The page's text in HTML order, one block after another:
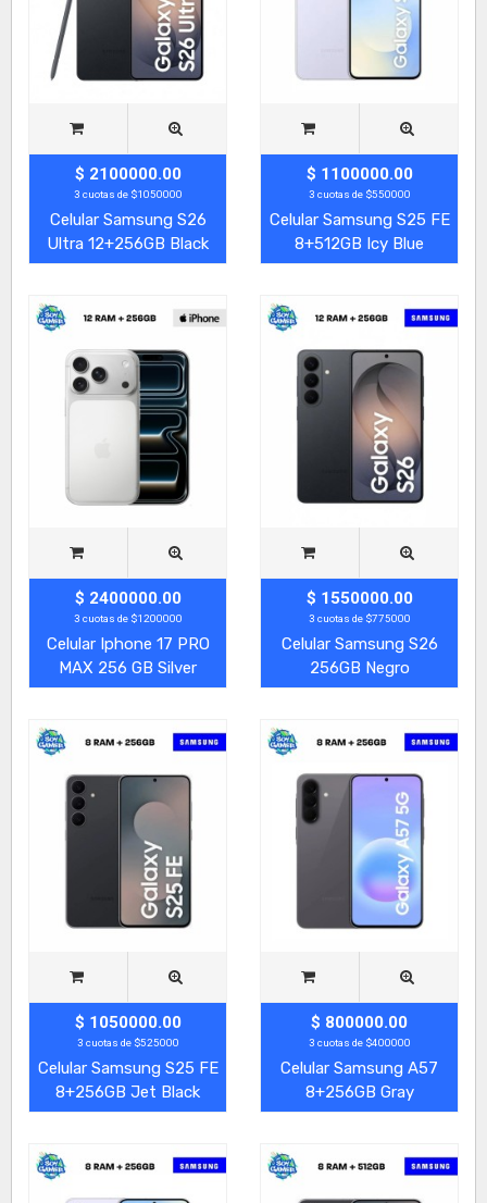
$ 2100000.00
3 cuotas de $1050000
Celular Samsung S26
Ultra 12+256GB Black
$ 1100000.00
3 cuotas de $550000
Celular Samsung S25 FE
8+512GB Icy Blue
$ 2400000.00
3 cuotas de $1200000
Celular Iphone 17 PRO
MAX 256 GB Silver
$ 1550000.00
3 cuotas de $775000
Celular Samsung S26
256GB Negro
$ 1050000.00
3 cuotas de $525000
Celular Samsung S25 FE
8+256GB Jet Black
$ 800000.00
3 cuotas de $400000
Celular Samsung A57
8+256GB Gray